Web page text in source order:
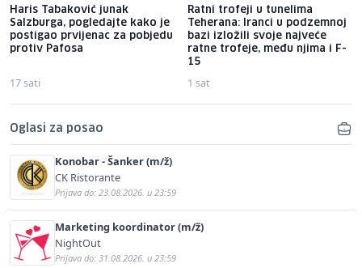
Haris Tabaković junak
Salzburga, pogledajte kako je
postigao prvijenac za pobjedu
protiv Pafosa
17 sati
Ratni trofeji u tunelima
Teherana: Iranci u podzemnoj
bazi izložili svoje najveće
ratne trofeje, među njima i F-
15
1 sat
Oglasi za posao
Konobar - Šanker (m/ž)
CK Ristorante
Prijava do: 23.08.2026. u 23:59
Marketing koordinator (m/ž)
NightOut
Prijava do: 31.08.2026. u 23:59